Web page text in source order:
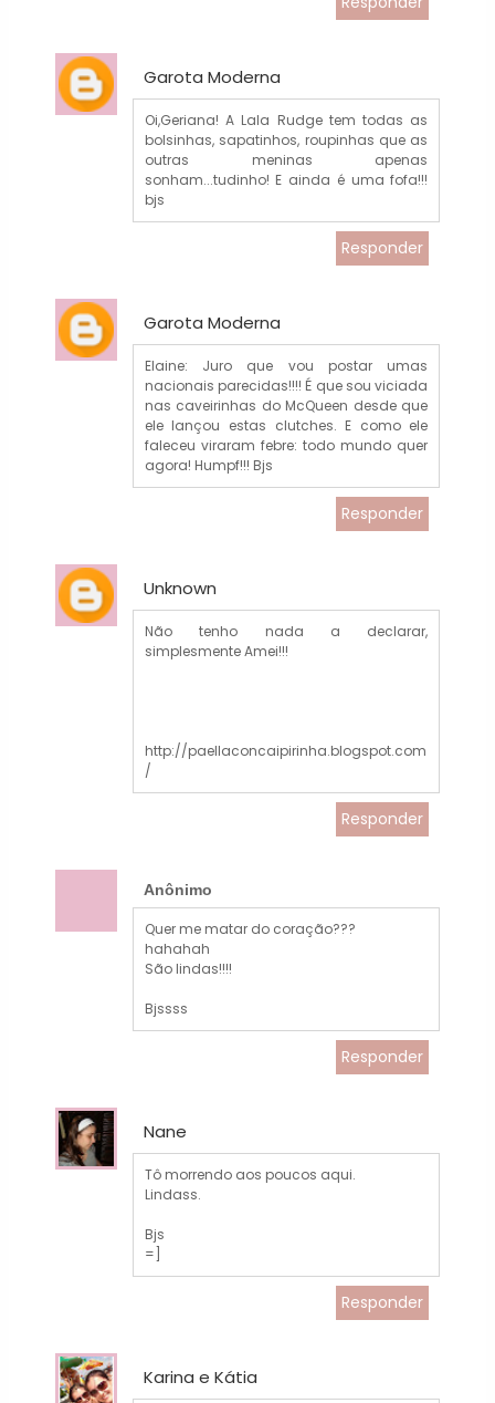
Garota Moderna
Oi,Geriana! A Lala Rudge tem todas as
bolsinhas, sapatinhos, roupinhas que as
outras meninas apenas
sonham...tudinho! E ainda é uma fofa!!!
bjs
Responder
Garota Moderna
Elaine: Juro que vou postar umas
nacionais parecidas!!!! É que sou viciada
nas caveirinhas do McQueen desde que
ele lançou estas clutches. E como ele
faleceu viraram febre: todo mundo quer
agora! Humpf!!! Bjs
Responder
Unknown
Não tenho nada a declarar,
simplesmente Amei!!!
http://paellaconcaipirinha.blogspot.com
/
Responder
Anônimo
Quer me matar do coração???
hahahah
São lindas!!!!
Bjssss
Responder
Nane
Tô morrendo aos poucos aqui.
Lindass.
Bjs
=]
Responder
Karina e Kátia